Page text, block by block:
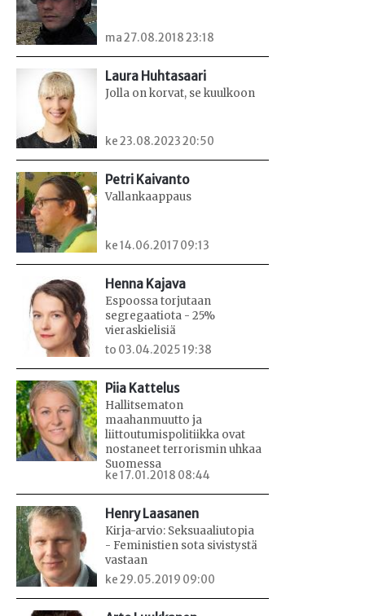
ma 27.08.2018 23:18
Laura Huhtasaari
Jolla on korvat, se kuulkoon
ke 23.08.2023 20:50
Petri Kaivanto
Vallankaappaus
ke 14.06.2017 09:13
Henna Kajava
Espoossa torjutaan
segregaatiota - 25%
vieraskielisiä
to 03.04.2025 19:38
Piia Kattelus
Hallitsematon
maahanmuutto ja
liittoutumispolitiikka ovat
nostaneet terrorismin uhkaa
Suomessa
ke 17.01.2018 08:44
Henry Laasanen
Kirja-arvio: Seksuaaliutopia
- Feministien sota sivistystä
vastaan
ke 29.05.2019 09:00